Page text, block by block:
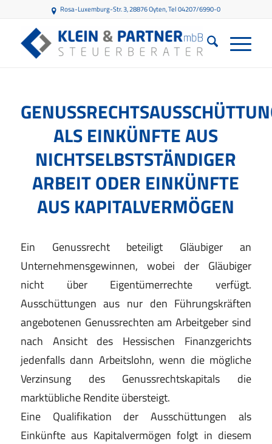
Rosa-Luxemburg-Str. 3, 28876 Oyten, Tel 04207/6990-0
ALS EINKÜNFTE AUS
NICHTSELBSTSTÄNDIGER
ARBEIT ODER EINKÜNFTE
AUS KAPITALVERMÖGEN
Ein Genussrecht beteiligt Gläubiger an
Unternehmensgewinnen, wobei der Gläubiger
nicht über Eigentümerrechte verfügt.
Ausschüttungen aus nur den Führungskräften
angebotenen Genussrechten am Arbeitgeber sind
nach Ansicht des Hessischen Finanzgerichts
jedenfalls dann Arbeitslohn, wenn die mögliche
Verzinsung des Genussrechtskapitals die
marktübliche Rendite übersteigt.
Eine Qualifikation der Ausschüttungen als
Einkünfte aus Kapitalvermögen folgt in diesem